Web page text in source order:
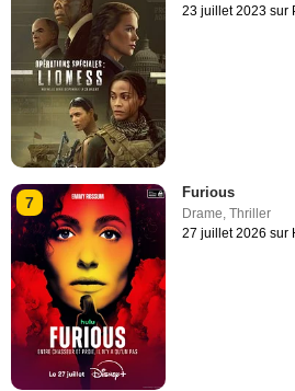
23 juillet 2023 sur
7
Furious
Drame,Thriller
27 juillet 2026 sur